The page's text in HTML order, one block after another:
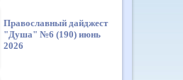
Православный дайджест
"Душа" №6 (190) июнь
2026